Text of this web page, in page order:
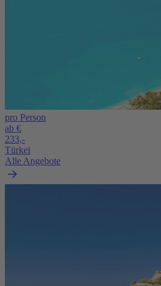
pro Person
ab €
233,-
Türkei
Alle Angebote